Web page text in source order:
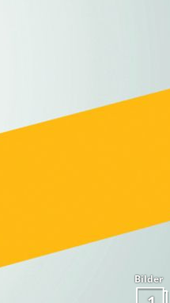
Bilder